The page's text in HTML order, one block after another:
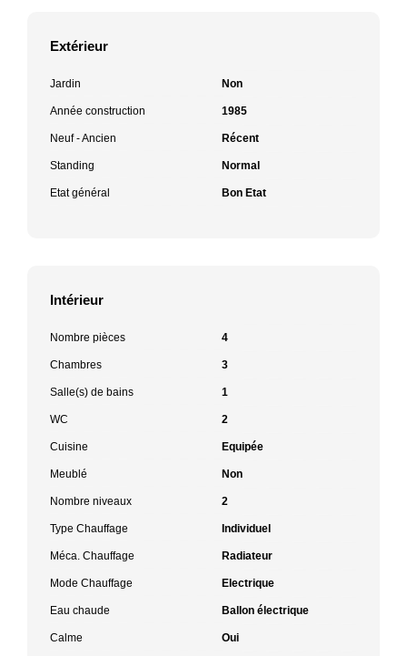
Extérieur
Jardin Non
Année construction 1985
Neuf - Ancien Récent
Standing Normal
Etat général Bon Etat
Intérieur
Nombre pièces 4
Chambres 3
Salle(s) de bains 1
WC 2
Cuisine Equipée
Meublé Non
Nombre niveaux 2
Type Chauffage Individuel
Méca. Chauffage Radiateur
Mode Chauffage Electrique
Eau chaude Ballon électrique
Calme Oui